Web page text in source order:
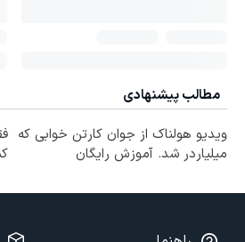
مطالب پیشنهادی
ویدیو هولناک از جوان کارتن خوابی که
میلیاردر شد. آموزش رایگان